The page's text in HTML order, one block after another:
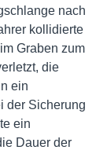
nach
kollidierte
Graben zum
die
ein
der Sicherung
ein
Dauer der